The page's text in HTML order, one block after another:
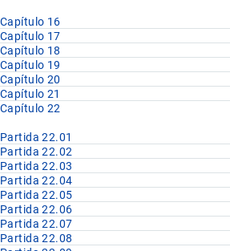
Capítulo 16
Capítulo 17
Capítulo 18
Capítulo 19
Capítulo 20
Capítulo 21
Capítulo 22
Partida 22.01
Partida 22.02
Partida 22.03
Partida 22.04
Partida 22.05
Partida 22.06
Partida 22.07
Partida 22.08